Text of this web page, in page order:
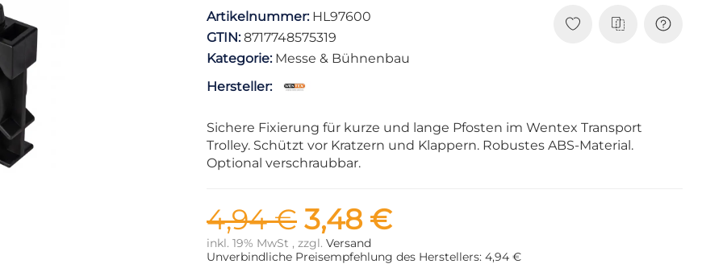
Artikelnummer: HL97600
GTIN:8717748575319
Kategorie: Messe & Bühnenbau
Hersteller:
Sichere Fixierung für kurze und lange Pfosten im Wentex Transport
Trolley. Schützt vor Kratzern und Klappern. Robustes ABS-Material.
Optional verschraubbar.
4,94 € 3,48 €
inkl. 19% MwSt , zzgl. Versand
Unverbindliche Preisempfehlung des Herstellers: 4,94 €